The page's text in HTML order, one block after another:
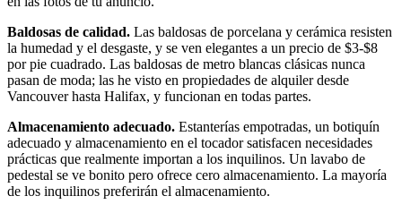
Baldosas de calidad. Las baldosas de porcelana y cerámica resisten
la humedad y el desgaste, y se ven elegantes a un precio de $3-$8
por pie cuadrado. Las baldosas de metro blancas clásicas nunca
pasan de moda; las he visto en propiedades de alquiler desde
Vancouver hasta Halifax, y funcionan en todas partes.
Almacenamiento adecuado. Estanterías empotradas, un botiquín
adecuado y almacenamiento en el tocador satisfacen necesidades
prácticas que realmente importan a los inquilinos. Un lavabo de
pedestal se ve bonito pero ofrece cero almacenamiento. La mayoría
de los inquilinos preferirán el almacenamiento.